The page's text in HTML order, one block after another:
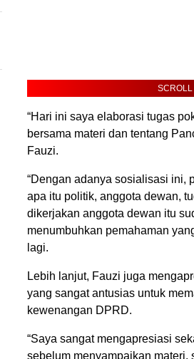
“Hari ini saya elaborasi tugas
bersama materi dan tentang
Fauzi.
“Dengan adanya sosialisasi ini,
apa itu politik, anggota dewan,
dikerjakan anggota dewan itu
menumbuhkan pemahaman
lagi.
Lebih lanjut, Fauzi juga
yang sangat antusias untuk
kewenangan DPRD.
“Saya sangat mengapresiasi
sebelum menyampaikan